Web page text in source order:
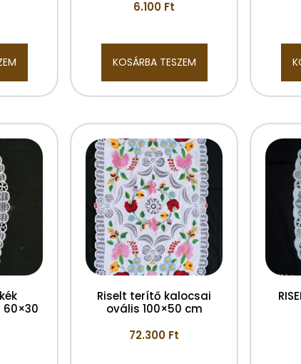
6.100 Ft
KOSÁRBA TESZEM
Riselt terítő kalocsai
ovális 100×50 cm
72.300 Ft